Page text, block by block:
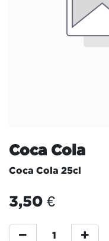
Coca Cola
Coca Cola 25cl
3,50 €